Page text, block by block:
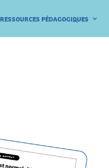
RESSOURCES PÉDAGOGIQUES